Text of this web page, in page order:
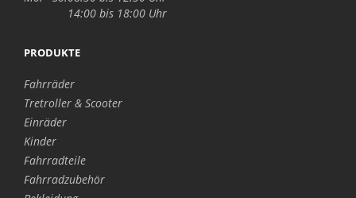
14:00 bis 18:00 Uhr
PRODUKTE
Fahrräder
Tretroller & Scooter
Einräder
Kinder
Fahrradteile
Fahrradzubehör